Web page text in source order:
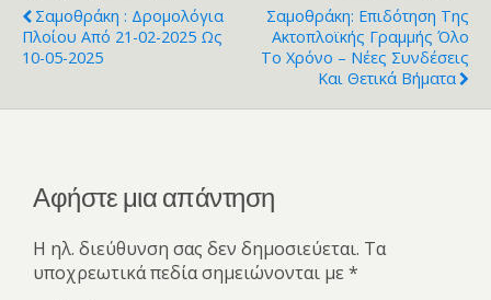
Σαμοθράκη : Δρομολόγια
Πλοίου Από 21-02-2025 Ως
10-05-2025
Σαμοθράκη: Επιδότηση Της
Ακτοπλοϊκής Γραμμής Όλο
Το Χρόνο – Νέες Συνδέσεις
Και Θετικά Βήματα
Αφήστε μια απάντηση
Η ηλ. διεύθυνση σας δεν δημοσιεύεται. Τα
υποχρεωτικά πεδία σημειώνονται με *